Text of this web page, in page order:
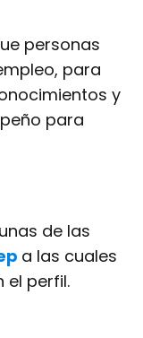
personas
para
y
para
de las
a las cuales
el perfil.